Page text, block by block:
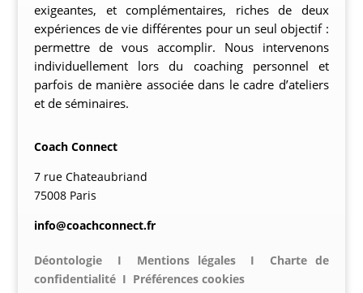
exigeantes, et complémentaires, riches de deux
expériences de vie différentes pour un seul objectif :
permettre de vous accomplir. Nous intervenons
individuellement lors du coaching personnel et
parfois de manière associée dans le cadre d’ateliers
et de séminaires.
Coach Connect
7 rue Chateaubriand
75008 Paris
info@coachconnect.fr
Déontologie I Mentions légalesI Charte de
confidentialité I Préférences cookies